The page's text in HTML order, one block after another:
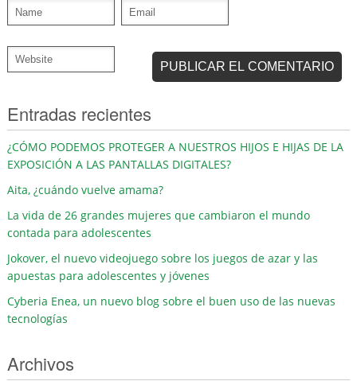
Entradas recientes
¿CÓMO PODEMOS PROTEGER A NUESTROS HIJOS E HIJAS DE LA
EXPOSICIÓN A LAS PANTALLAS DIGITALES?
Aita, ¿cuándo vuelve amama?
La vida de 26 grandes mujeres que cambiaron el mundo
contada para adolescentes
Jokover, el nuevo videojuego sobre los juegos de azar y las
apuestas para adolescentes y jóvenes
Cyberia Enea, un nuevo blog sobre el buen uso de las nuevas
tecnologías
Archivos